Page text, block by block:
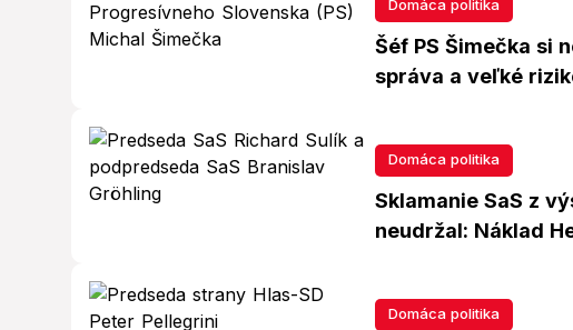
Domáca politika
Šéf PS Šimečka si
správa a veľké
Domáca politika
Sklamanie SaS z
neudržal: Náklad
Domáca politika